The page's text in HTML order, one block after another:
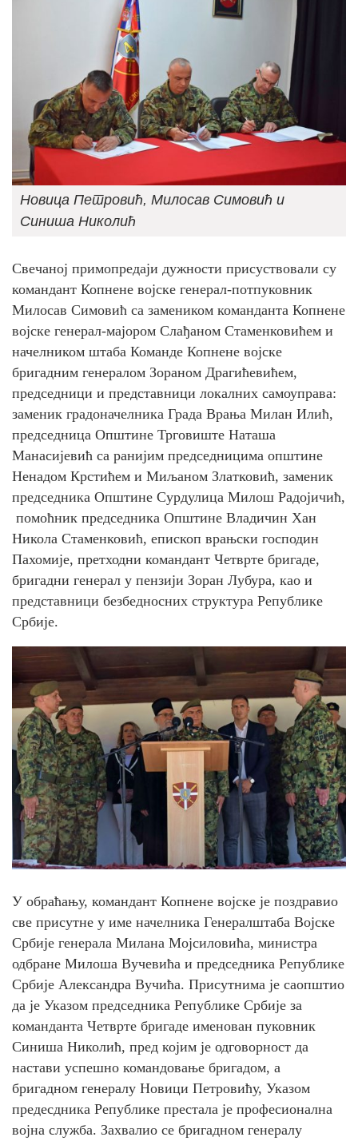
Новица Петровић, Милосав Симовић и
Синиша Николић
Свечаној примопредаји дужности присуствовали су
командант Копнене војске генерал-потпуковник
Милосав Симовић са замеником команданта Копнене
војске генерал-мајором Слађаном Стаменковићем и
начелником штаба Команде Копнене војске
бригадним генералом Зораном Драгићевићем,
председници и представници локалних самоуправа:
заменик градоначелника Града Врања Милан Илић,
председница Општине Трговиште Наташа
Манасијевић са ранијим председницима општине
Ненадом Крстићем и Миљаном Златковић, заменик
председника Општине Сурдулица Милош Радојичић,
помоћник председника Општине Владичин Хан
Никола Стаменковић, епископ врањски господин
Пахомије, претходни командант Четврте бригаде,
бригадни генерал у пензији Зоран Лубура, као и
представници безбедносних структура Републике
Србије.
У обраћању, командант Копнене војске је поздравио
све присутне у име начелника Генералштаба Војске
Србије генерала Милана Мојсиловића, министра
одбране Милоша Вучевића и председника Републике
Србије Александра Вучића. Присутнима је саопштио
да је Указом председника Републике Србије за
команданта Четврте бригаде именован пуковник
Синиша Николић, пред којим је одговорност да
настави успешно командовање бригадом, а
бригадном генералу Новици Петровићу, Указом
предесдника Републике престала је професионална
војна служба. Захвалио се бригадном генералу